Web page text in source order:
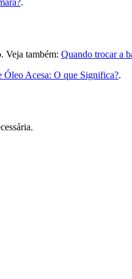
.
Veja também: Quando trocar a
Óleo Acesa: O que Significa?.